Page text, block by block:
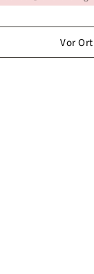
Vor